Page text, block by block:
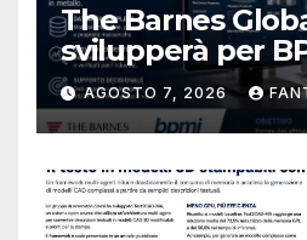
The Barnes
svilupperà per
database per la
metallica
navale
AGOSTO 7, 2026